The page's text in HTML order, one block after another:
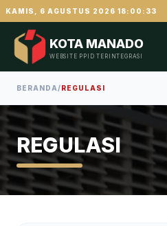
KAMIS, 6 AGUSTUS 2026 18:00:34
KOTA MANADO
WEBSITE PPID TERINTEGRASI
BERANDA/REGULASI
REGULASI